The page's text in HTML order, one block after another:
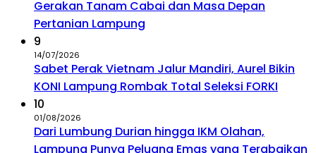
Gerakan Tanam Cabai dan Masa Depan
Pertanian Lampung
9
14/07/2026
Sabet Perak Vietnam Jalur Mandiri, Aurel Bikin
KONI Lampung Rombak Total Seleksi FORKI
10
01/08/2026
Dari Lumbung Durian hingga IKM Olahan,
Lampung Punya Peluang Emas yang Terabaikan